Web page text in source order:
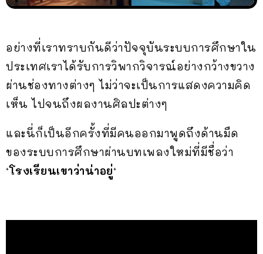
อย่างที่เราทราบกันดีว่าปัจจุบันระบบการศึกษาใน
ประเทศเราได้รับการวิพากวิจารณ์อย่างกว้างขวาง
ผ่านช่องทางต่างๆ ไม่ว่าจะเป็นการแสดงความคิด
เห็น ไปจนถึงผลงานศิลปะต่างๆ
และนี่ก็เป็นอีกครั้งที่มีคนออกมาพูดถึงด้านมืด
ของระบบการศึกษาผ่านบทเพลงใหม่ที่มีชื่อว่า
‘โรงเรียนเขาว่าน่าอยู่‘